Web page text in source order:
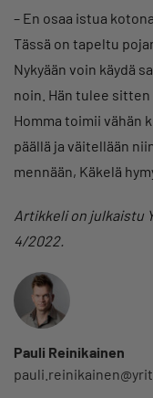
– En osaa istua
Tässä on tapeltu
Nykyään voin käydä
noin. Hän tulee sitten
Homma toimii vähän
päällä ja väitellään
mennään, Käkelä
Artikkeli on julkaistu
4/2022.
Pauli Reinikainen